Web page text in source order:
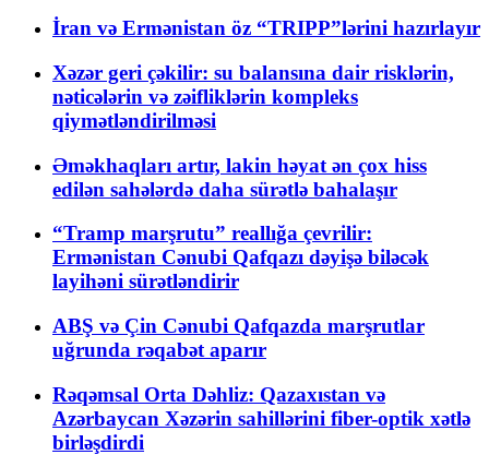
İran və Ermənistan öz “TRIPP”lərini hazırlayır
Xəzər geri çəkilir: su balansına dair risklərin,
nəticələrin və zəifliklərin kompleks
qiymətləndirilməsi
Əməkhaqları artır, lakin həyat ən çox hiss
edilən sahələrdə daha sürətlə bahalaşır
“Tramp marşrutu” reallığa çevrilir:
Ermənistan Cənubi Qafqazı dəyişə biləcək
layihəni sürətləndirir
ABŞ və Çin Cənubi Qafqazda marşrutlar
uğrunda rəqabət aparır
Rəqəmsal Orta Dəhliz: Qazaxıstan və
Azərbaycan Xəzərin sahillərini fiber-optik xətlə
birləşdirdi